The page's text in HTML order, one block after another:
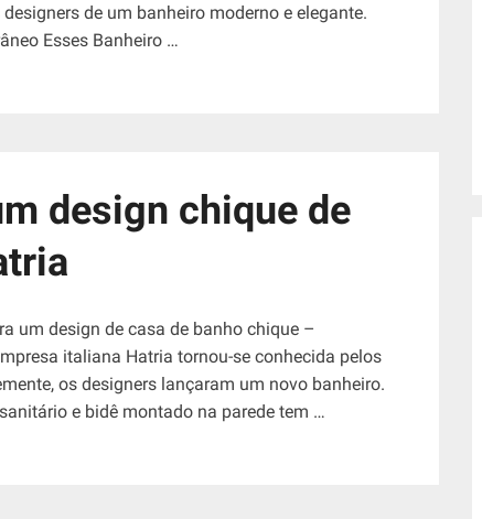
de um banheiro moderno e elegante.
Esses Banheiro …
design chique de
um design de casa de banho chique –
italiana Hatria tornou-se conhecida pelos
os designers lançaram um novo banheiro.
e bidê montado na parede tem …